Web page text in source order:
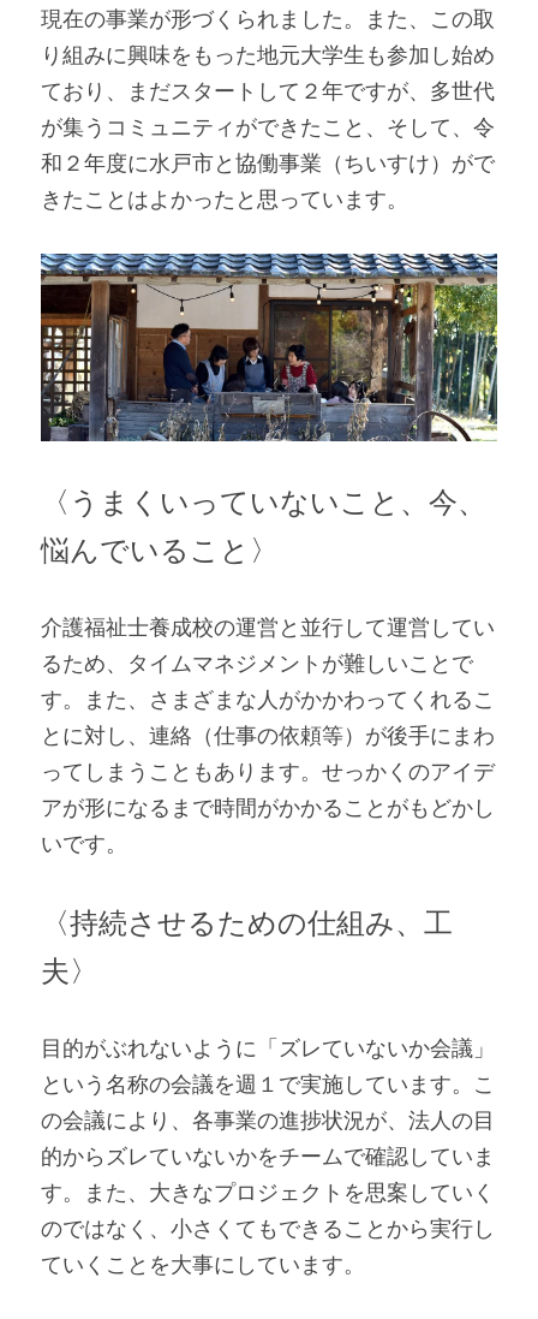
現在の事業が形づくられました。また、この取
り組みに興味をもった地元大学生も参加し始め
ており、まだスタートして２年ですが、多世代
が集うコミュニティができたこと、そして、令
和２年度に水戸市と協働事業（ちいすけ）がで
きたことはよかったと思っています。
〈うまくいっていないこと、今、
悩んでいること〉
介護福祉士養成校の運営と並行して運営してい
るため、タイムマネジメントが難しいことで
す。また、さまざまな人がかかわってくれるこ
とに対し、連絡（仕事の依頼等）が後手にまわ
ってしまうこともあります。せっかくのアイデ
アが形になるまで時間がかかることがもどかし
いです。
〈持続させるための仕組み、工
夫〉
目的がぶれないように「ズレていないか会議」
という名称の会議を週１で実施しています。こ
の会議により、各事業の進捗状況が、法人の目
的からズレていないかをチームで確認していま
す。また、大きなプロジェクトを思案していく
のではなく、小さくてもできることから実行し
ていくことを大事にしています。